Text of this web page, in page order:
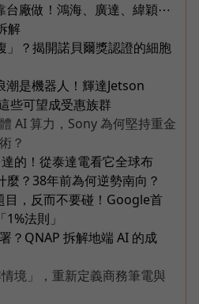
台廠做！鴻海、廣達、緯穎⋯
解
」？揭開諾貝爾獎認證的細胞
潮是機器人！輝達Jetson
些可望成受惠族群
AI 算力，Sony 為何堅持重金
？
的！從泰達電看它全球布
麼？38年前為何逆勢南向？
目，反而不要碰！Google首
法則」
？QNAP 拆解地端 AI 的成
境」，重新定義商務筆電與